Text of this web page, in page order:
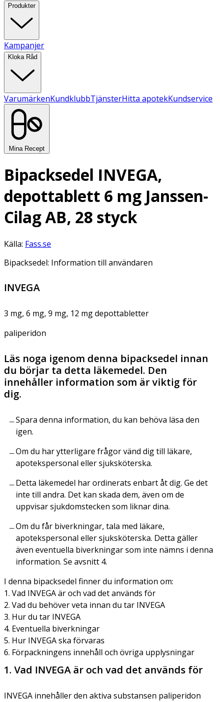
Produkter
Kampanjer
Kloka Råd
VarumärkenKundklubbTjänsterHitta apotekKundservice
Mina Recept
Bipacksedel INVEGA,
depottablett 6 mg Janssen-
Cilag AB, 28 styck
Källa: Fass.se
Bipacksedel: Information till användaren
INVEGA
3 mg, 6 mg, 9 mg, 12 mg depottabletter
paliperidon
Läs noga igenom denna bipacksedel innan
du börjar ta detta läkemedel. Den
innehåller information som är viktig för
dig.
Spara denna information, du kan behöva läsa den
igen.
Om du har ytterligare frågor vänd dig till läkare,
apotekspersonal eller sjuksköterska.
Detta läkemedel har ordinerats enbart åt dig. Ge det
inte till andra. Det kan skada dem, även om de
uppvisar sjukdomstecken som liknar dina.
Om du får biverkningar, tala med läkare,
apotekspersonal eller sjuksköterska. Detta gäller
även eventuella biverkningar som inte nämns i denna
information. Se avsnitt 4.
I denna bipacksedel finner du information om:
1. Vad INVEGA är och vad det används för
2. Vad du behöver veta innan du tar INVEGA
3. Hur du tar INVEGA
4. Eventuella biverkningar
5. Hur INVEGA ska förvaras
6. Förpackningens innehåll och övriga upplysningar
1. Vad INVEGA är och vad det används för
INVEGA innehåller den aktiva substansen paliperidon